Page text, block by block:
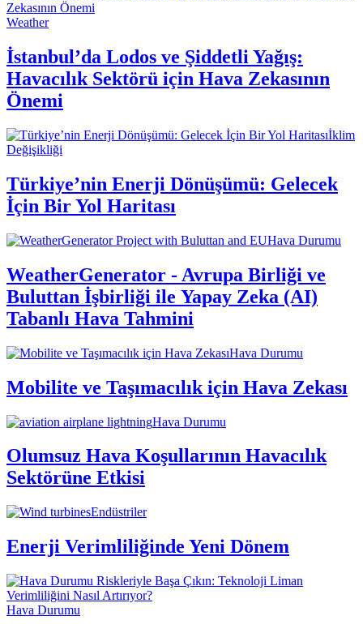
Weather
İstanbul’da Lodos ve Şiddetli Yağış:
Havacılık Sektörü için Hava Zekasının
Önemi
İklim
Değişikliği
Türkiye’nin Enerji Dönüşümü: Gelecek
İçin Bir Yol Haritası
Hava Durumu
WeatherGenerator - Avrupa Birliği ve
Buluttan İşbirliği ile Yapay Zeka (AI)
Tabanlı Hava Tahmini
Hava Durumu
Mobilite ve Taşımacılık için Hava Zekası
Hava Durumu
Olumsuz Hava Koşullarının Havacılık
Sektörüne Etkisi
Endüstriler
Enerji Verimliliğinde Yeni Dönem
Hava Durumu